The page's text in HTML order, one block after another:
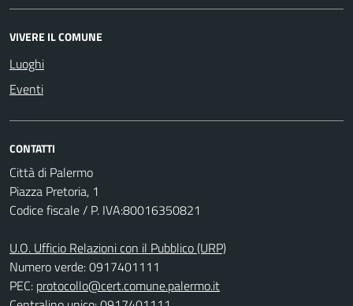
VIVERE IL COMUNE
Luoghi
Eventi
CONTATTI
Città di Palermo
Piazza Pretoria, 1
Codice fiscale / P. IVA:80016350821
U.O. Ufficio Relazioni con il Pubblico (URP)
Numero verde: 0917401111
PEC: protocollo@cert.comune.palermo.it